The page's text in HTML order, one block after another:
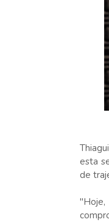
esta
de